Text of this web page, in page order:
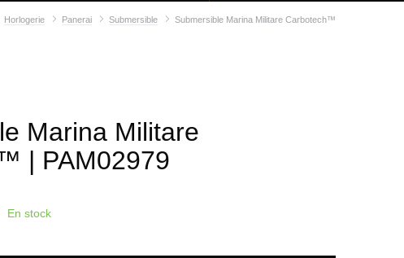
Horlogerie Panerai Submersible Submersible Marina Militare Carbotech™
Marina Militare
| PAM02979
En stock